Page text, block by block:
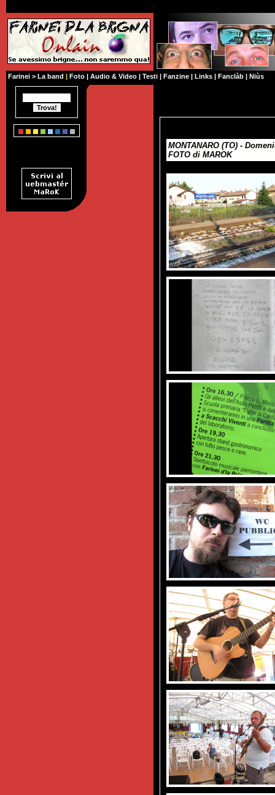
Farinei > La band | Foto | Audio & Video | Testi | Fanzine | Links | Fanclàb | Niùs
MONTANARO (TO) -
FOTO di MAROK